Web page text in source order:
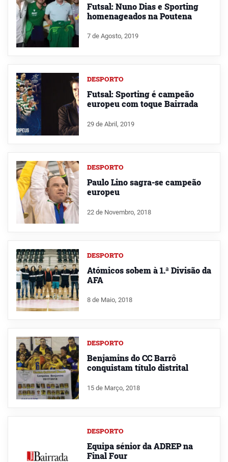
Futsal: Nuno Dias e Sporting
homenageados na Poutena
7 de Agosto, 2019
DESPORTO
Futsal: Sporting é campeão
europeu com toque Bairrada
29 de Abril, 2019
DESPORTO
Paulo Lino sagra-se campeão
europeu
22 de Novembro, 2018
DESPORTO
Atómicos sobem à 1.ª Divisão da
AFA
8 de Maio, 2018
DESPORTO
Benjamins do CC Barrô
conquistam título distrital
15 de Março, 2018
DESPORTO
Equipa sénior da ADREP na
Final Four